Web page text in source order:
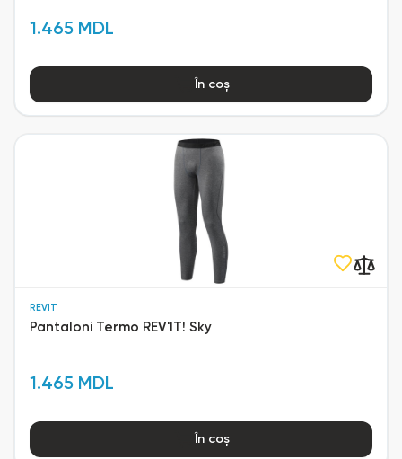
1.465 MDL
În coș
REVIT
Pantaloni Termo REV'IT! Sky
1.465 MDL
În coș